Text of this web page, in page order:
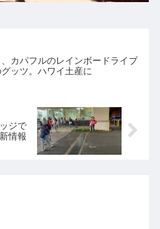
カパフルのレインボードライブ
ッツ。ハワイ土産に
ジで
情報